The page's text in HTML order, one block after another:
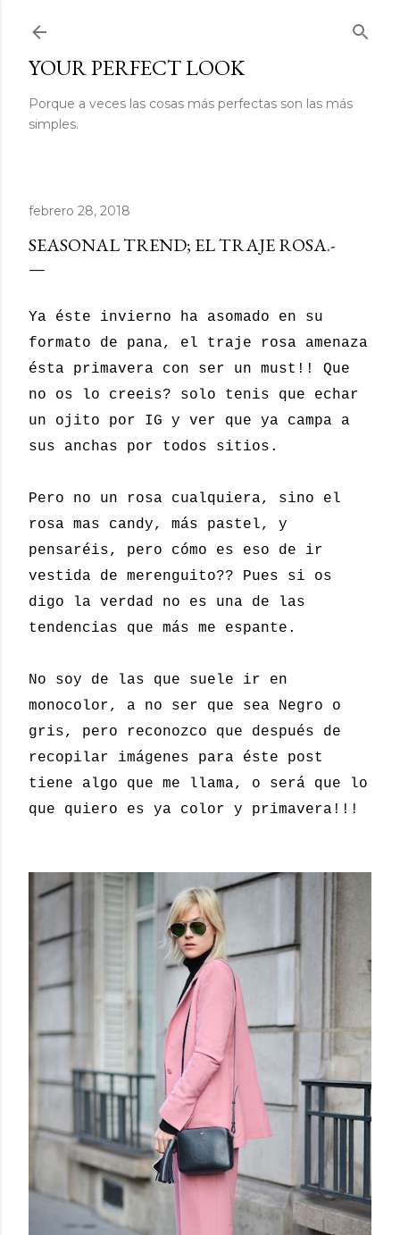
YOUR PERFECT LOOK
Porque a veces las cosas más perfectas son las más
simples.
febrero 28, 2018
SEASONAL TREND; EL TRAJE ROSA.-
Ya éste invierno ha asomado en su
formato de pana, el traje rosa amenaza
ésta primavera con ser un must!! Que
no os lo creeis? solo tenis que echar
un ojito por IG y ver que ya campa a
sus anchas por todos sitios.
Pero no un rosa cualquiera, sino el
rosa mas candy, más pastel, y
pensaréis, pero cómo es eso de ir
vestida de merenguito?? Pues si os
digo la verdad no es una de las
tendencias que más me espante.
No soy de las que suele ir en
monocolor, a no ser que sea Negro o
gris, pero reconozco que después de
recopilar imágenes para éste post
tiene algo que me llama, o será que lo
que quiero es ya color y primavera!!!